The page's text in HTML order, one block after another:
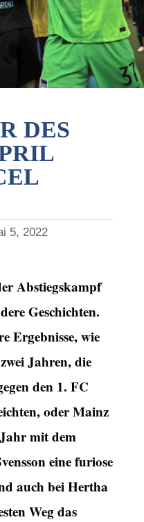
DES
5, 2022
Abstiegskampf
Geschichten.
Ergebnisse, wie
Jahren, die
den 1. FC
oder Mainz
mit dem
eine furiose
auch bei Hertha
Weg das